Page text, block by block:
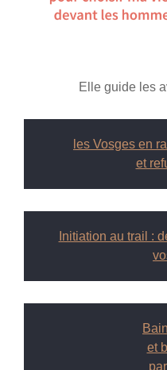
Elle guide les
les Vosges en
et
Initiation au trail :
et